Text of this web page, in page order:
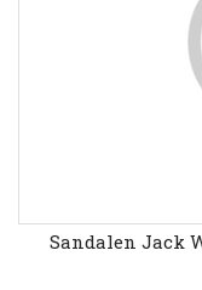
Sandalen Jack